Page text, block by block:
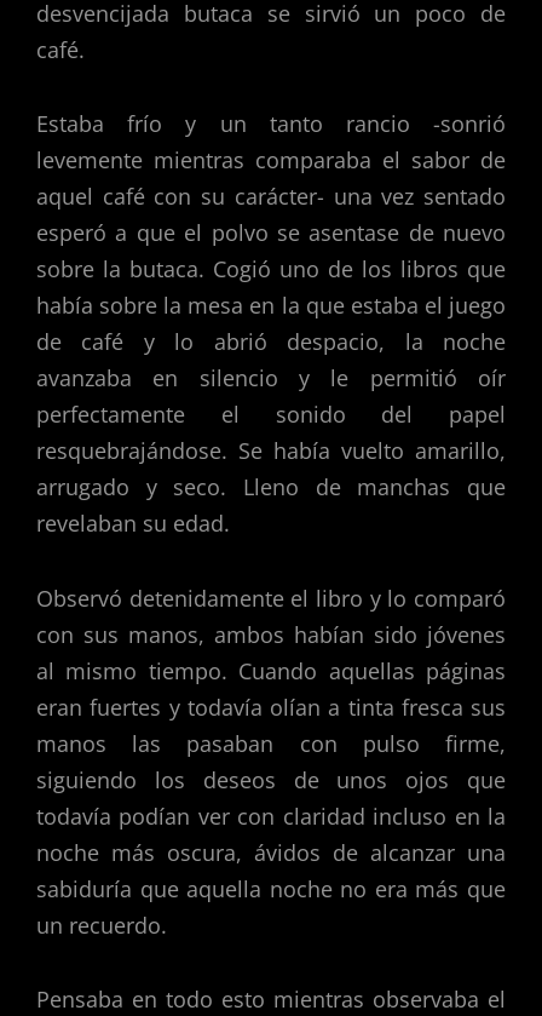
desvencijada butaca se sirvió un poco de
café.
Estaba frío y un tanto rancio -sonrió
levemente mientras comparaba el sabor de
aquel café con su carácter- una vez sentado
esperó a que el polvo se asentase de nuevo
sobre la butaca. Cogió uno de los libros que
había sobre la mesa en la que estaba el juego
de café y lo abrió despacio, la noche
avanzaba en silencio y le permitió oír
perfectamente el sonido del papel
resquebrajándose. Se había vuelto amarillo,
arrugado y seco. Lleno de manchas que
revelaban su edad.
Observó detenidamente el libro y lo comparó
con sus manos, ambos habían sido jóvenes
al mismo tiempo. Cuando aquellas páginas
eran fuertes y todavía olían a tinta fresca sus
manos las pasaban con pulso firme,
siguiendo los deseos de unos ojos que
todavía podían ver con claridad incluso en la
noche más oscura, ávidos de alcanzar una
sabiduría que aquella noche no era más que
un recuerdo.
Pensaba en todo esto mientras observaba el